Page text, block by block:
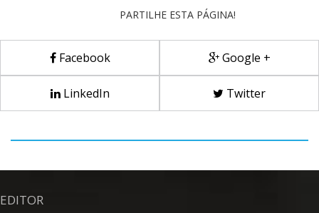
PARTILHE ESTA PÁGINA!
Facebook Google +
LinkedIn Twitter
EDITOR